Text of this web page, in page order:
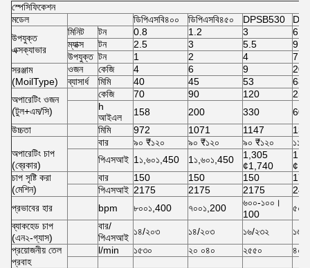
স্পেসিফিকেশন
মডেল
ডিপিএসবি৪০০ ডিপিএসবি৪৫০ DPSB530
উপযুক্ত
এক্সক্যাভার
মিনিট টন 0.8 1.2 3
6
ম্যাক্স
টন 2.5 3 5.5
9
উপযুক্ত টন 1 2 4
7
সরঞ্জাম
(MoilType)
ওজন কেজি 4 6 9
20
ব্যাসার্ধ
মিমি 40 45 53
68
অপারেটিং ওজন
(টুল+এম/সি)
কেজি 70 90 120
250
h
আইএল
158 200 330
605
উচ্চতা
মিমি 972 1071 1147
অপারেটিং চাপ
(ব্রেকার)
বার ৯০ ₹১২০ ৯০ ₹১২০ ৯০ ₹১২০
পিএসআই 1১,৬০১,450 1১,৬০১,450
1,305
¢1,740
চাপ সৃষ্টি করা
(মেশিন)
বার 150 150 150
170
পিএসআই 2175 2175 2175
প্রভাবের হার
bpm ৮০০১,400 ৭০০১,200
৬০০-১০০।
100
৫০০
ব্যাকহেড চাপ
(এন২-গ্যাস)
বার/
পিএসআই
১৪/২০৩ ১৪/২০৩ ১৬/২৩২
১৬/
প্রয়োজনীয় তেল
প্রবাহ
l/min ১৫৩০ ২০ ০৪০ ২৫৫০ ৪০-